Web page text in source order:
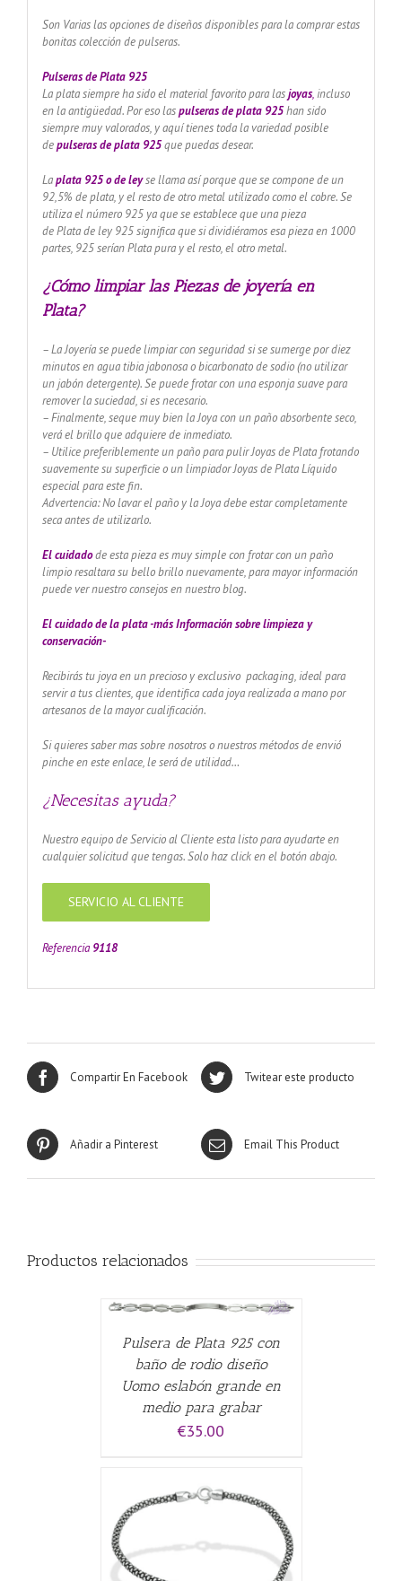
Son Varias las opciones de diseños disponibles para la comprar estas
bonitas colección de pulseras.
Pulseras de Plata 925
La plata siempre ha sido el material favorito para las joyas,incluso
en la antigüedad. Por eso laspulseras de plata 925han sido
siempre muy valorados, y aquí tienes toda la variedad posible
depulseras de plata 925 que puedas desear.
Laplata 925 o de leyse llama así porque que se compone de un
92,5% de plata, y el resto de otro metal utilizado como el cobre. Se
utiliza el número 925 ya que se establece que una pieza
de Plata de ley 925 significa que si dividiéramos esa pieza en 1000
partes, 925 serían Plata pura y el resto, el otro metal.
¿Cómo limpiar las Piezas de joyería en
Plata?
– La Joyería se puede limpiar con seguridad si se sumerge por diez
minutos en agua tibia jabonosa o bicarbonato de sodio (no utilizar
un jabón detergente). Se puede frotar con una esponja suave para
remover la suciedad, si es necesario.
– Finalmente, seque muy bien la Joya con un paño absorbente seco,
verá el brillo que adquiere de inmediato.
– Utilice preferiblemente un paño para pulir Joyas de Plata frotando
suavemente su superficie o un limpiador Joyas de Plata Líquido
especial para este fin.
Advertencia: No lavar el paño y la Joya debe estar completamente
seca antes de utilizarlo.
El cuidado de esta pieza es muy simple con frotar con un paño
limpio resaltara su bello brillo nuevamente, para mayor información
puede ver nuestro consejos en nuestro blog.
El cuidado dela plata -más Información sobre limpieza y
conservación-
Recibirás tu joya en un precioso y exclusivo packaging, ideal para
servir a tus clientes, que identifica cada joya realizada a mano por
artesanos de la mayor cualificación.
Si quieres saber mas sobre nosotros o nuestros métodos de envió
pinche en este enlace, le será de utilidad…
¿Necesitas ayuda?
Nuestro equipo de Servicio al Cliente esta listo para ayudarte en
cualquier solicitud que tengas. Solo haz click en el botón abajo.
SERVICIO AL CLIENTE
Referencia9118
Compartir En Facebook Twitear este producto
Añadir a Pinterest Email This Product
Productos relacionados
Pulsera de Plata 925 con
baño de rodio diseño
Uomo eslabón grande en
medio para grabar
€35.00